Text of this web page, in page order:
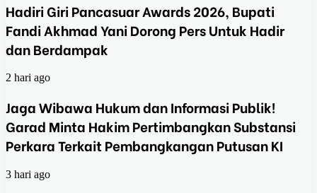
Hadiri Giri Pancasuar Awards 2026, Bupati
Fandi Akhmad Yani Dorong Pers Untuk Hadir
dan Berdampak
2 hari ago
Jaga Wibawa Hukum dan Informasi Publik!
Garad Minta Hakim Pertimbangkan Substansi
Perkara Terkait Pembangkangan Putusan KI
3 hari ago